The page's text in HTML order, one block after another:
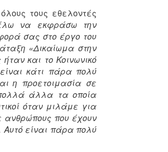
τους εθελοντές
να εκφράσω την
σας στο έργο του
«Δικαίωμα στην
και το Κοινωνικό
κάτι πάρα πολύ
η προετοιμασία σε
άλλα τα οποία
όταν μιλάμε για
ανθρώπους που έχουν
Αυτό είναι πάρα πολύ